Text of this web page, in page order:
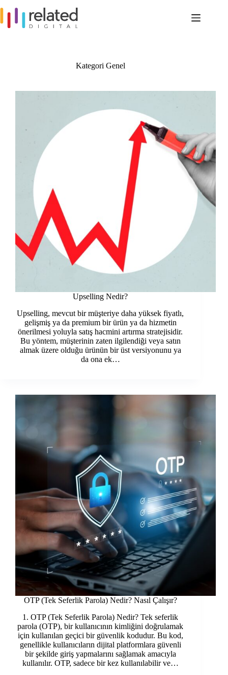
content
Kategori Genel
Upselling Nedir?
Upselling, mevcut bir müşteriye daha yüksek fiyatlı,
gelişmiş ya da premium bir ürün ya da hizmetin
önerilmesi yoluyla satış hacmini artırma stratejisidir.
Bu yöntem, müşterinin zaten ilgilendiği veya satın
almak üzere olduğu ürünün bir üst versiyonunu ya
da ona ek…
OTP (Tek Seferlik Parola) Nedir? Nasıl Çalışır?
1. OTP (Tek Seferlik Parola) Nedir? Tek seferlik
parola (OTP), bir kullanıcının kimliğini doğrulamak
için kullanılan geçici bir güvenlik kodudur. Bu kod,
genellikle kullanıcıların dijital platformlara güvenli
bir şekilde giriş yapmalarını sağlamak amacıyla
kullanılır. OTP, sadece bir kez kullanılabilir ve…